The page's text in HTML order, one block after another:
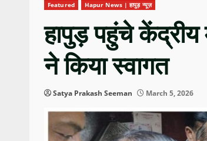
Featured Hapur News | हापुड़ न्यूज़
हापुड़ पहुंचे केंद्रीय
ने किया स्वागत
Satya Prakash Seeman March 5, 2026